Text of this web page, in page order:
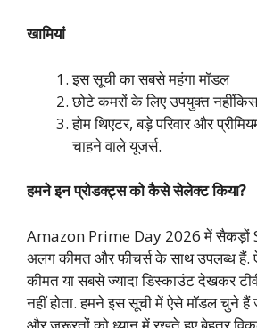
खामियां
इस सूची का सबसे महंगा मॉडल
छोटे कमरों के लिए उपयुक्त
होम थिएटर, बड़े परिवार और
चाहने वाले यूजर्स.
हमने इन प्रोडक्ट्स को कैसे सेलेक्ट किया?
Amazon Prime Day 2026 में सैकड़ों
अलग कीमत और फीचर्स के साथ उपलब्ध हैं.
कीमत या सबसे ज्यादा डिस्काउंट देखकर
नहीं होता. हमने इस सूची में ऐसे मॉडल चुने